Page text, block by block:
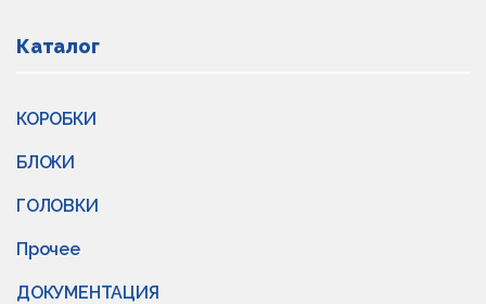
Каталог
КОРОБКИ
БЛОКИ
ГОЛОВКИ
Прочее
ДОКУМЕНТАЦИЯ